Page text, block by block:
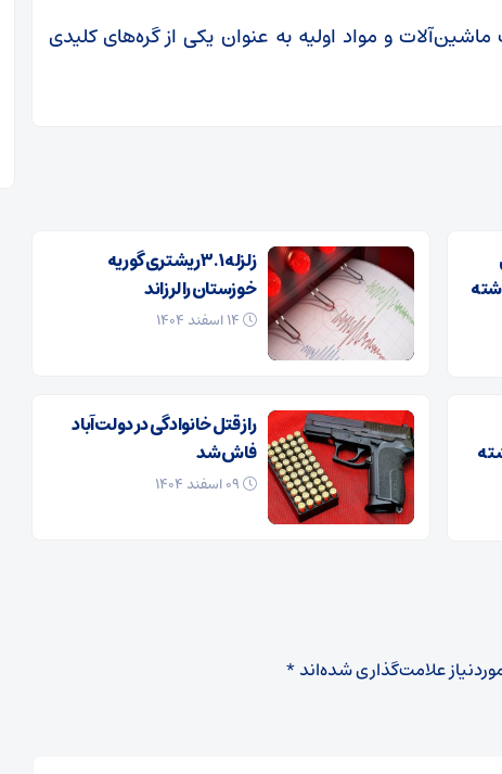
و مواد اولیه به عنوان یکی از گره‌های کلیدی
زلزله ۳.۱ ریشتری گوریه
خوزستان را لرزاند
راز قتل خانوادگی در دولت‌آباد
فاش شد
علامت‌گذاری شده‌اند*